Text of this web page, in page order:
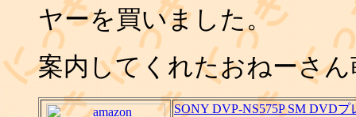
ヤーを買いました。
案内してくれたおねーさ
SONY DVP-NS575P SM DVDプ